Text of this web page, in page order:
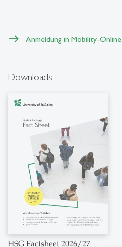
Anmeldung in Mobility-Online
Downloads
HSG Factsheet 2026/27